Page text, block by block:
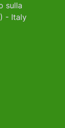
sulla
- Italy